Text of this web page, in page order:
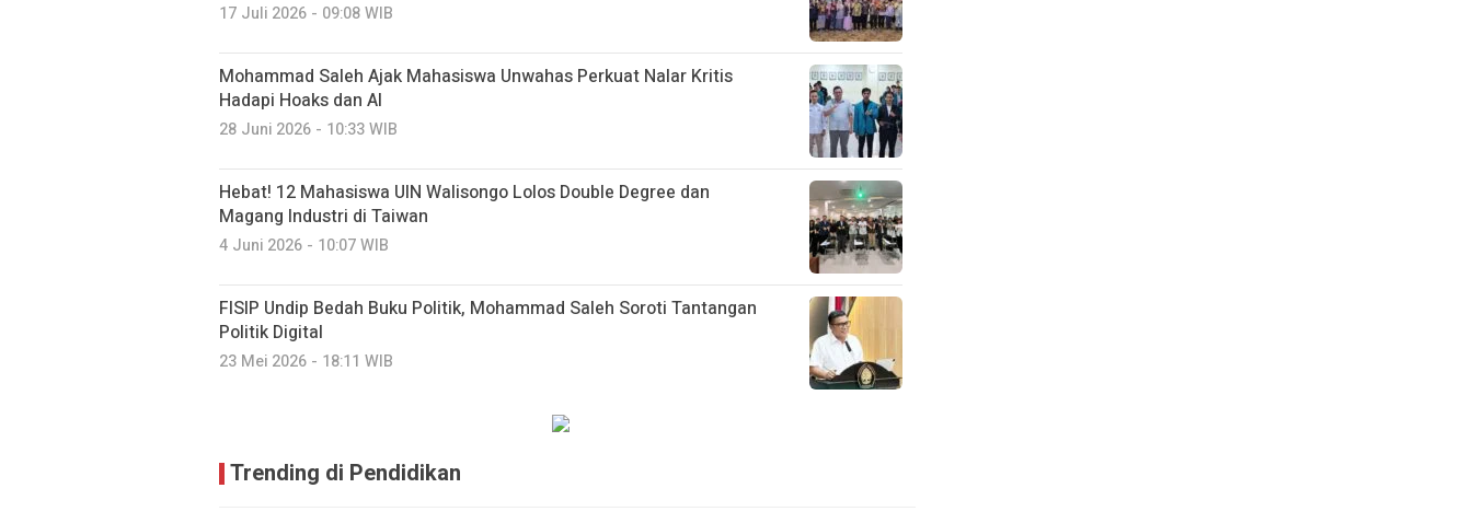
17 Juli 2026 - 09:08 WIB
Mohammad Saleh Ajak Mahasiswa Unwahas Perkuat Nalar Kritis
Hadapi Hoaks dan AI
28 Juni 2026 - 10:33 WIB
Hebat! 12 Mahasiswa UIN Walisongo Lolos Double Degree dan
Magang Industri di Taiwan
4 Juni 2026 - 10:07 WIB
FISIP Undip Bedah Buku Politik, Mohammad Saleh Soroti Tantangan
Politik Digital
23 Mei 2026 - 18:11 WIB
Trending di Pendidikan